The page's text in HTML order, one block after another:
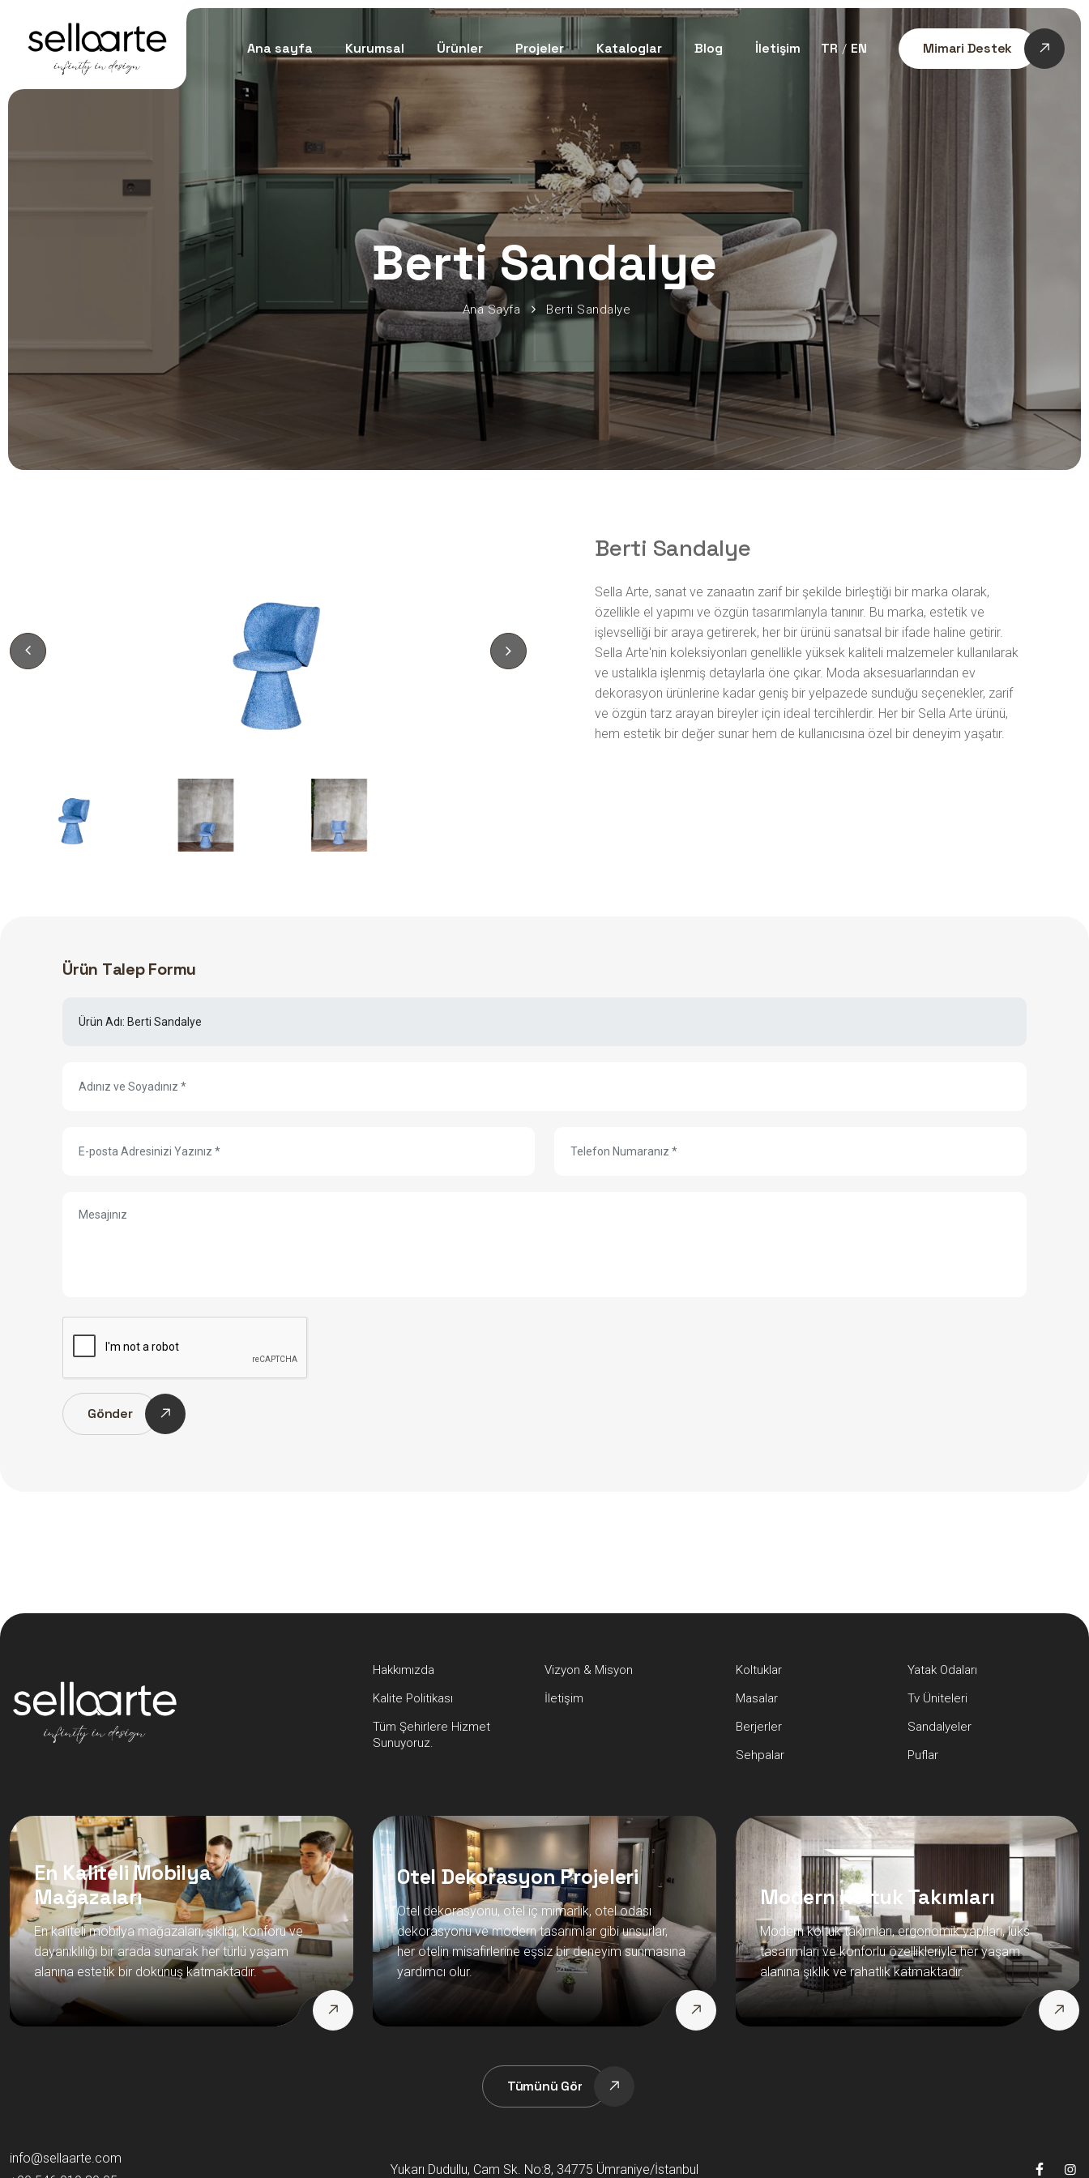
Ana sayfa Kurumsal Ürünler Projeler Kataloglar Blog İletişim TR / EN Mimari Destek
Berti Sandalye
Ana Sayfa Berti Sandalye
Berti Sandalye
Sella Arte, sanat ve zanaatın zarif bir şekilde birleştiği bir marka olarak,
özellikle el yapımı ve özgün tasarımlarıyla tanınır. Bu marka, estetik ve
işlevselliği bir araya getirerek, her bir ürünü sanatsal bir ifade haline getirir.
Sella Arte'nin koleksiyonları genellikle yüksek kaliteli malzemeler kullanılarak
ve ustalıkla işlenmiş detaylarla öne çıkar. Moda aksesuarlarından ev
dekorasyon ürünlerine kadar geniş bir yelpazede sunduğu seçenekler, zarif
ve özgün tarz arayan bireyler için ideal tercihlerdir. Her bir Sella Arte ürünü,
hem estetik bir değer sunar hem de kullanıcısına özel bir deneyim yaşatır.
Ürün Talep Formu
Gönder
Hakkımızda
Vizyon & Misyon
Kalite Politikası
İletişim
Tüm Şehirlere Hizmet
Sunuyoruz.
Koltuklar
Yatak Odaları
Masalar
Tv Üniteleri
Berjerler
Sandalyeler
Sehpalar
Puflar
En Kaliteli Mobilya
Mağazaları
En kaliteli mobilya mağazaları, şıklığı, konforu ve
dayanıklılığı bir arada sunarak her türlü yaşam
alanına estetik bir dokunuş katmaktadır.
Otel Dekorasyon Projeleri
Otel dekorasyonu, otel iç mimarlık, otel odası
dekorasyonu ve modern tasarımlar gibi unsurlar,
her otelin misafirlerine eşsiz bir deneyim sunmasına
yardımcı olur.
Modern Koltuk Takımları
Modern koltuk takımları, ergonomik yapıları, lüks
tasarımları ve konforlu özellikleriyle her yaşam
alanına şıklık ve rahatlık katmaktadır.
Tümünü Gör
info@sellaarte.com
Yukarı Dudullu, Cam Sk. No:8, 34775 Ümraniye/İstanbul